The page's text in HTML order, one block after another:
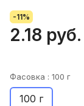
-11%
2.18 руб.
Фасовка : 100 г
100 г